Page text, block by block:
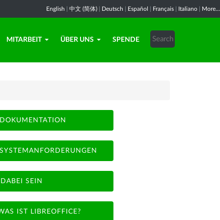
English 中文 (简体) Deutsch Español Français Italiano More...
MITARBEIT ÜBER UNS SPENDE
DOKUMENTATION
SYSTEMANFORDERUNGEN
DABEI SEIN
IST LIBREOFFICE?